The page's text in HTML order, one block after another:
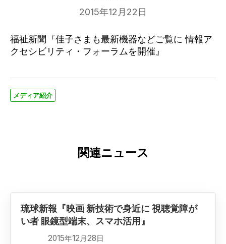
2015年12月22日
福祉新聞『佳子さまも最新機器などご覧に 情報ア
クセシビリティ・フォーラムを開催』
メディア紹介
関連ニュース
琉球新報『映画 新技術で身近に 視聴覚障が
い者 眼鏡型端末、スマホ活用』
2015年12月28日